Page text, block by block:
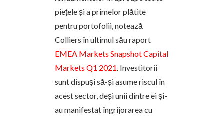
piețele și a primelor plătite
pentru portofolii, notează
Colliers în ultimul său raport
EMEA Markets Snapshot Capital
Markets Q1 2021. Investitorii
sunt dispuși să-și asume riscul în
acest sector, deși unii dintre ei și-
au manifestat îngrijorarea cu